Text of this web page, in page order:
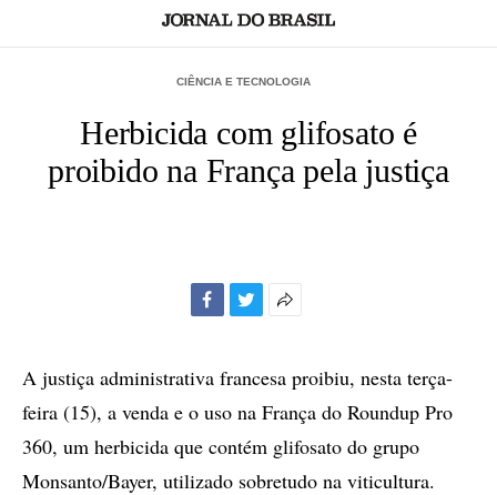
CIÊNCIA E TECNOLOGIA
Herbicida com glifosato é
proibido na França pela justiça
compartilhamento
A justiça administrativa francesa proibiu, nesta terça-
feira (15), a venda e o uso na França do Roundup Pro
360, um herbicida que contém glifosato do grupo
Monsanto/Bayer, utilizado sobretudo na viticultura.